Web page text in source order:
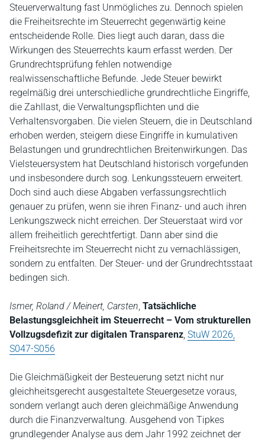
Steuerverwaltung fast Unmögliches zu. Dennoch spielen
die Freiheitsrechte im Steuerrecht gegenwärtig keine
entscheidende Rolle. Dies liegt auch daran, dass die
Wirkungen des Steuerrechts kaum erfasst werden. Der
Grundrechtsprüfung fehlen notwendige
realwissenschaftliche Befunde. Jede Steuer bewirkt
regelmäßig drei unterschiedliche grundrechtliche Eingriffe,
die Zahllast, die Verwaltungspflichten und die
Verhaltensvorgaben. Die vielen Steuern, die in Deutschland
erhoben werden, steigern diese Eingriffe in kumulativen
Belastungen und grundrechtlichen Breitenwirkungen. Das
Vielsteuersystem hat Deutschland historisch vorgefunden
und insbesondere durch sog. Lenkungssteuern erweitert.
Doch sind auch diese Abgaben verfassungsrechtlich
genauer zu prüfen, wenn sie ihren Finanz- und auch ihren
Lenkungszweck nicht erreichen. Der Steuerstaat wird vor
allem freiheitlich gerechtfertigt. Dann aber sind die
Freiheitsrechte im Steuerrecht nicht zu vernachlässigen,
sondern zu entfalten. Der Steuer- und der Grundrechtsstaat
bedingen sich.
Ismer, Roland / Meinert, Carsten, Tatsächliche
Belastungsgleichheit im Steuerrecht – Vom strukturellen
Vollzugsdefizit zur digitalen Transparenz, StuW 2026,
S047-S056
Die Gleichmäßigkeit der Besteuerung setzt nicht nur
gleichheitsgerecht ausgestaltete Steuergesetze voraus,
sondern verlangt auch deren gleichmäßige Anwendung
durch die Finanzverwaltung. Ausgehend von Tipkes
grundlegender Analyse aus dem Jahr 1992 zeichnet der